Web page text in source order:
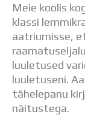
Meie koolis
klassi
aatriumisse,
luuletused
luuletuseni.
tähelepanu
näitustega.